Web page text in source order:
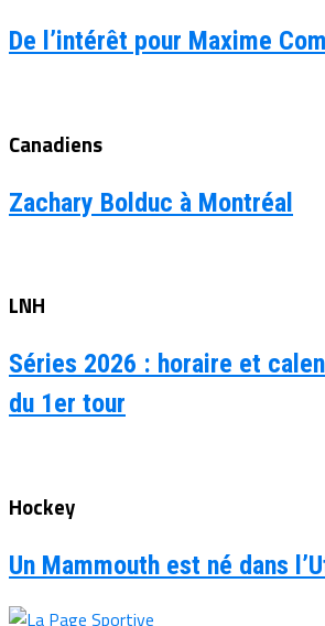
De l’intérêt pour Maxime
Canadiens
Zachary Bolduc à Montréal
LNH
Séries 2026 : horaire et
du 1er tour
Hockey
Un Mammouth est né dans